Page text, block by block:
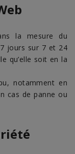
la mesure du
7 jours sur 7 et 24
qu’elle soit en la
notamment en
cas de panne ou